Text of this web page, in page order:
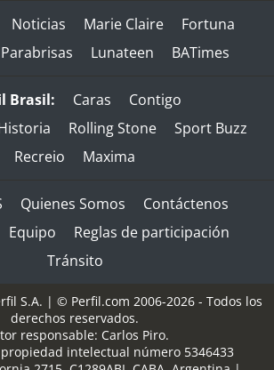
Noticias Marie Claire
Fortuna
Parabrisas Lunateen BATimes
Brasil: Caras
Contigo
Rolling Stone
Sport Buzz
Recreio
Maxima
Quienes Somos
Contáctenos
Equipo
Reglas de participación
Tránsito
S.A. | © Perfil.com 2006-2026 - Todos los
derechos reservados.
responsable: Carlos Piro.
intelectual número 5346433